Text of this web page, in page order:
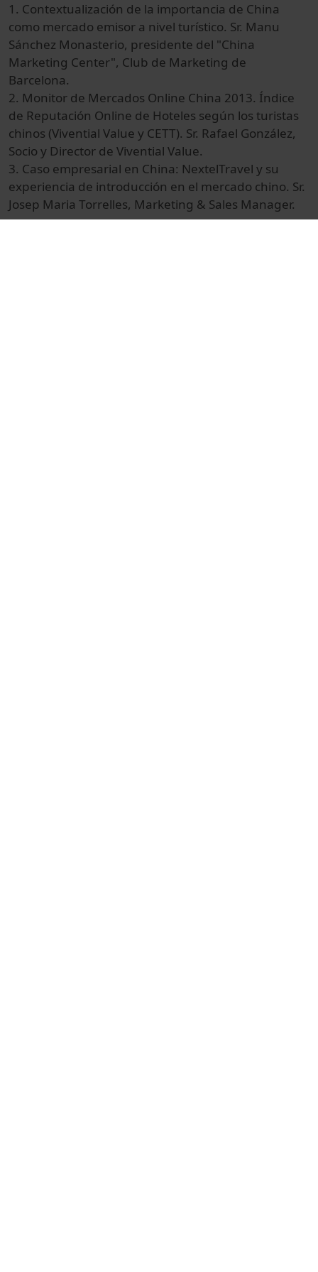
1. Contextualización de la importancia de China
como mercado emisor a nivel turístico. Sr. Manu
Sánchez Monasterio, presidente del "China
Marketing Center", Club de Marketing de
Barcelona.
2. Monitor de Mercados Online China 2013. Índice
de Reputación Online de Hoteles según los turistas
chinos (Vivential Value y CETT). Sr. Rafael González,
Socio y Director de Vivential Value.
3. Caso empresarial en China: NextelTravel y su
experiencia de introducción en el mercado chino. Sr.
Josep Maria Torrelles, Marketing & Sales Manager.